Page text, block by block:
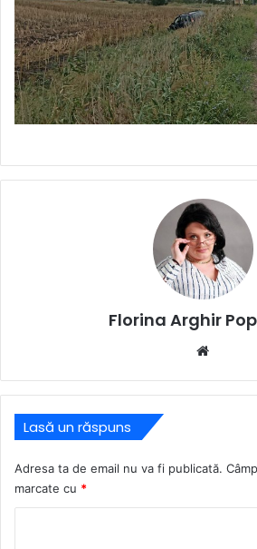
Florina Arghir
Lasă un răspuns
Adresa ta de email nu va fi publicată.
marcate cu *